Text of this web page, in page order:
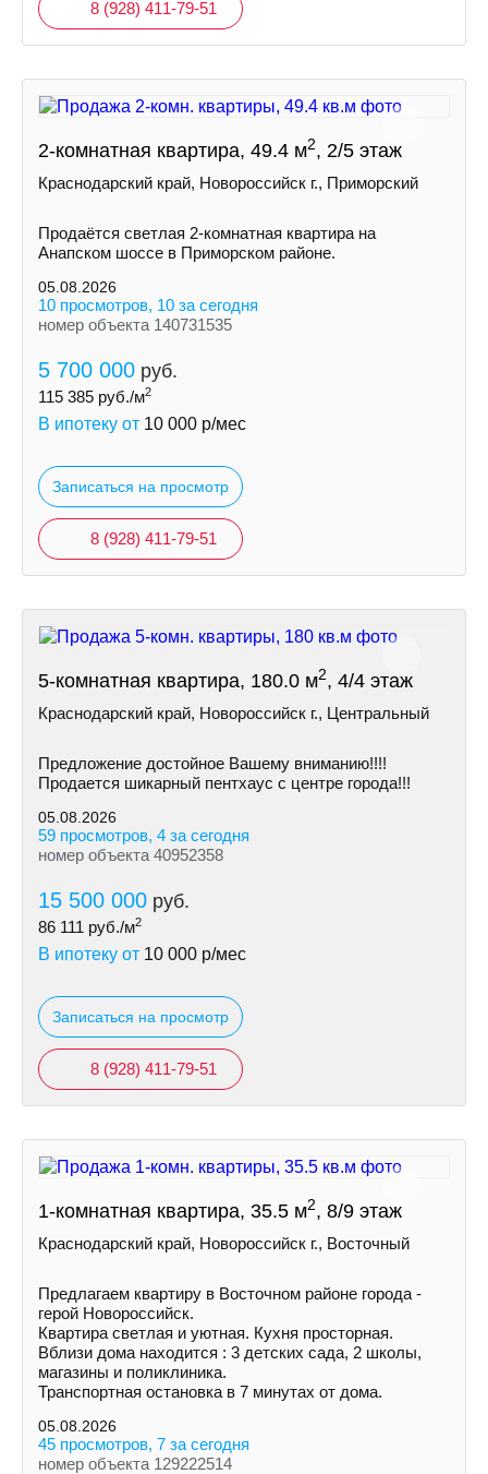
8 (928) 411-79-51
2-комнатная квартира, 49.4 м2, 2/5 этаж
Краснодарский край, Новороссийск г., Приморский
Продаётся светлая 2-комнатная квартира на
Анапском шоссе в Приморском районе.
05.08.2026
10 просмотров, 10 за сегодня
номер объекта 140731535
5 700 000 руб.
115 385 руб./м2
В ипотеку от 10 000 р/мес
Записаться на просмотр
8 (928) 411-79-51
5-комнатная квартира, 180.0 м2, 4/4 этаж
Краснодарский край, Новороссийск г., Центральный
Предложение достойное Вашему вниманию!!!!
Продается шикарный пентхаус с центре города!!!
05.08.2026
59 просмотров, 4 за сегодня
номер объекта 40952358
15 500 000 руб.
86 111 руб./м2
В ипотеку от 10 000 р/мес
Записаться на просмотр
8 (928) 411-79-51
1-комнатная квартира, 35.5 м2, 8/9 этаж
Краснодарский край, Новороссийск г., Восточный
Предлагаем квартиру в Восточном районе города -
герой Новороссийск.
Квартира светлая и уютная. Кухня просторная.
Вблизи дома находится : 3 детских сада, 2 школы,
магазины и поликлиника.
Транспортная остановка в 7 минутах от дома.
05.08.2026
45 просмотров, 7 за сегодня
номер объекта 129222514